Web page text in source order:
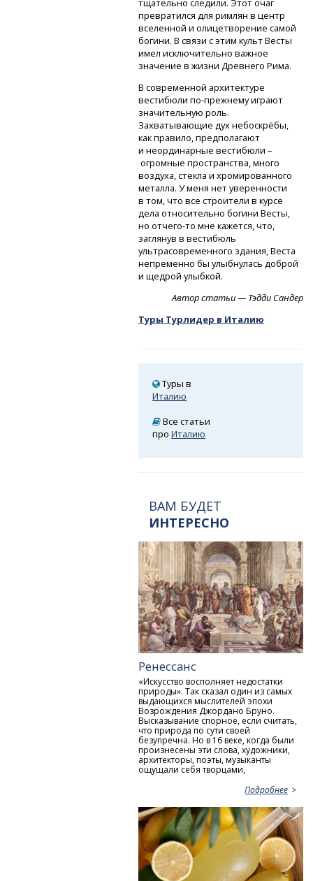
тщательно следили. Этот очаг
превратился для римлян в центр
вселенной и олицетворение самой
богини. В связи с этим культ Весты
имел исключительно важное
значение в жизни Древнего Рима.
В современной архитектуре
вестибюлипо-прежнемуиграют
значительную роль.
Захватывающие дух небоскрёбы,
как правило, предполагают
и неординарные вестибюли –
огромные пространства, много
воздуха, стекла и хромированного
металла. У меня нет уверенности
в том, что все строители в курсе
дела относительно богини Весты,
но отчего-то мне кажется, что,
заглянув в вестибюль
ультрасовременного здания, Веста
непременно бы улыбнулась доброй
и щедрой улыбкой.
Автор статьи — Тэдди Сандер
Туры Турлидер в Италию
Туры в
Италию
Все статьи
проИталию
ВАМ БУДЕТ
ИНТЕРЕСНО
Ренессанс
«Искусство восполняет недостатки
природы». Так сказал один из самых
выдающихся мыслителей эпохи
Возрождения Джордано Бруно.
Высказывание спорное, если считать,
что природа по сути своей
безупречна. Но в 16 веке, когда были
произнесены эти слова, художники,
архитекторы, поэты, музыканты
ощущали себя творцами,
Подробнее